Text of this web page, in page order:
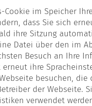
im Speicher
dass Sie sich
ihre Sitzung
Datei über den im
Besuch an Ihre
ihre
besuchen, die
der Webseite.
verwendet